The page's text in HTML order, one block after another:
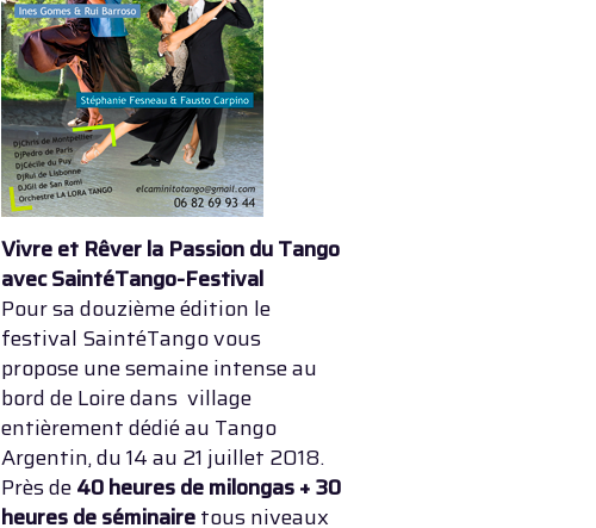
Vivre et Rêver la Passion du Tango
avec SaintéTango-Festival
Pour sa douzième édition le
festival SaintéTango vous
propose une semaine intense au
bord de Loire dans village
entièrement dédié au Tango
Argentin, du 14 au 21 juillet 2018.
Près de40 heures de milongas + 30
heures de séminairetous niveaux